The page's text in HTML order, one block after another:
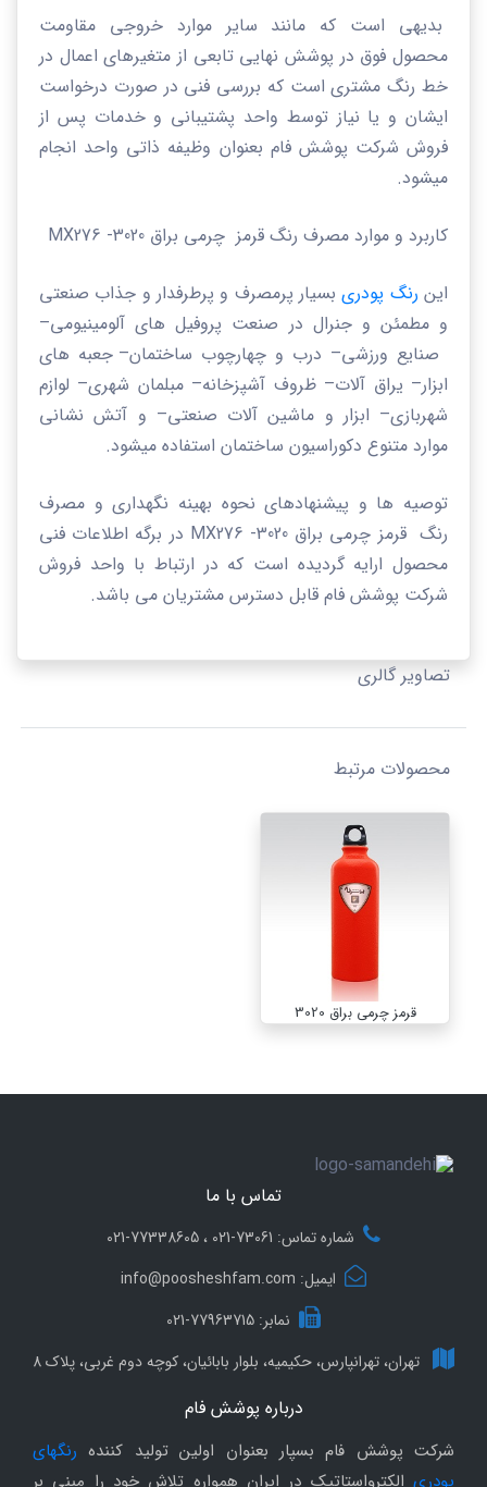
بدیهی است که مانند سایر موارد خروجی مقاومت
محصول فوق در پوشش نهایی تابعی از متغیرهای اعمال در
خط رنگ مشتری است که بررسی فنی در صورت درخواست
ایشان و یا نیاز توسط واحد پشتیبانی و خدمات پس از
فروش شرکت پوشش فام بعنوان وظیفه ذاتی واحد انجام
میشود.
کاربرد و موارد مصرف رنگ قرمز چرمی براق 3020-
MX276
این رنگ پودری بسیار پرمصرف و پرطرفدار و جذاب صنعتی
و مطمئن و جنرال در صنعت پروفیل های آلومینیومی–
صنایع ورزشی– درب و چهارچوب ساختمان– جعبه های
ابزار– یراق آلات–ظروف آشپزخانه–مبلمان شهری– لوازم
شهربازی– ابزار و ماشین آلات صنعتی– و آتش نشانی
موارد متنوع دکوراسیون ساختمان استفاده میشود.
توصیه ها و پیشنهادهای نحوه بهینه نگهداری و مصرف
رنگ قرمز چرمی براق 3020-
MX276 در برگه اطلاعات فنی
محصول ارایه گردیده است که در ارتباط با واحد فروش
شرکت پوشش فام قابل دسترس مشتریان می باشد.
تصاویر گالری
محصولات مرتبط
قرمز چرمی براق 3020
تماس با ما
شماره تماس: 73061-021 ، 77338605-021
ایمیل: info@poosheshfam.com
نمابر: 77963715-021
تهران، تهرانپارس، حکیمیه، بلوار بابائیان، کوچه دوم غربی، پلاک 8
درباره پوشش فام
شرکت پوشش فام بسپار بعنوان اولین تولید کننده رنگهای